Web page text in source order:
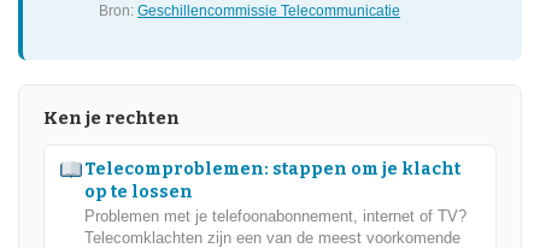
Bron:Geschillencommissie Telecommunicatie
Ken je rechten
Telecomproblemen: stappen om je klacht
op te lossen
Problemen met je telefoonabonnement, internet of TV?
Telecomklachten zijn een van de meest voorkomende